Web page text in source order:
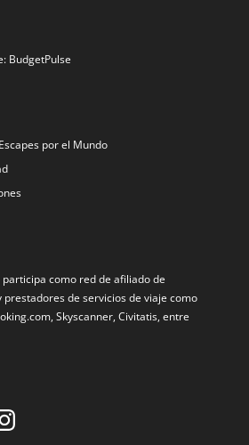
BudgetPulse
por el Mundo
como red de afiliado de
de servicios de viaje como
Skyscanner, Civitatis, entre